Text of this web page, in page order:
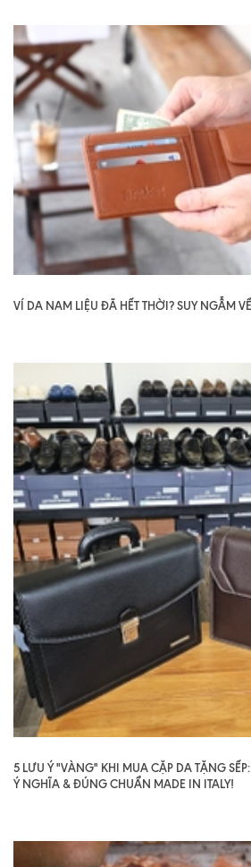
VÍ DA NAM LIỆU ĐÃ HẾT THỜI? SUY NGẪM
5 LƯU Ý "VÀNG" KHI MUA CẶP DA TẶNG
Ý NGHĨA & ĐÚNG CHUẨN MADE IN ITALY!